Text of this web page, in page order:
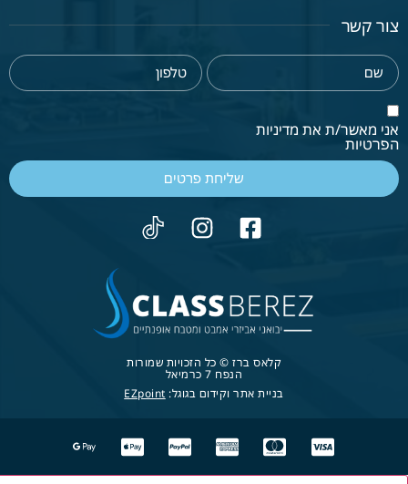
צור קשר
אני מאשר/ת את מדיניות
הפרטיות
שליחת פרטים
קלאס ברז © כל הזכויות שמורות
הנפח 7 כרמיאל
בניית אתר וקידום בגוגל: EZpoint